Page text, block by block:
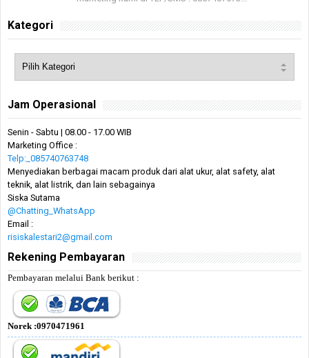
Kategori
Jam Operasional
Senin - Sabtu | 08.00 - 17.00 WIB
Marketing Office :
Telp:_085740763748
Menyediakan berbagai macam produk dari alat ukur, alat safety, alat
teknik, alat listrik, dan lain sebagainya
Siska Sutama
@Chatting_WhatsApp
Email :
risiskalestari2@gmail.com
Rekening Pembayaran
Pembayaran melalui Bank berikut :
Norek :0970471961